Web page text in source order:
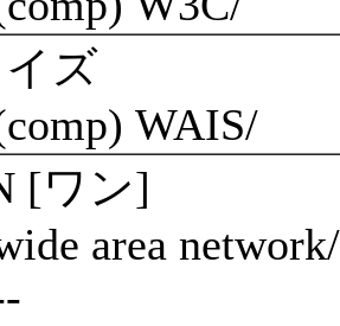
ズ
WAIS/
[ワン]
area